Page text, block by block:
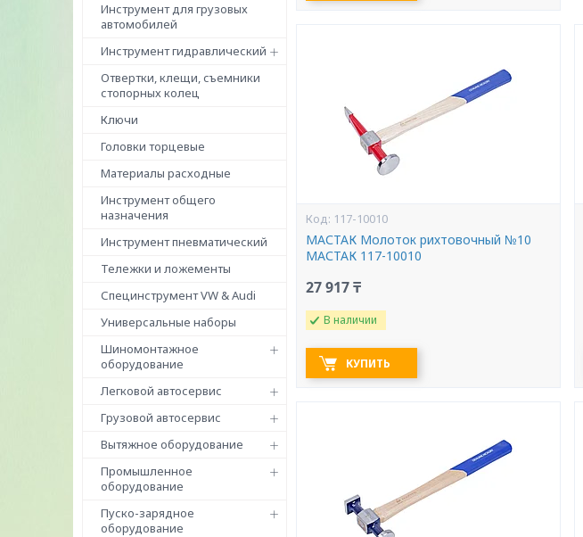
Инструмент для грузовых
автомобилей
Инструмент гидравлический
Отвертки, клещи, съемники
стопорных колец
Ключи
Головки торцевые
Материалы расходные
Инструмент общего
назначения
Инструмент пневматический
Тележки и ложементы
Специнструмент VW & Audi
Универсальные наборы
Шиномонтажное
оборудование
Легковой автосервис
Грузовой автосервис
Вытяжное оборудование
Промышленное
оборудование
Пуско-зарядное
оборудование
117-10010
МАСТАК Молоток рихтовочный №10
МАСТАК 117-10010
27 917 ₸
В наличии
КУПИТЬ